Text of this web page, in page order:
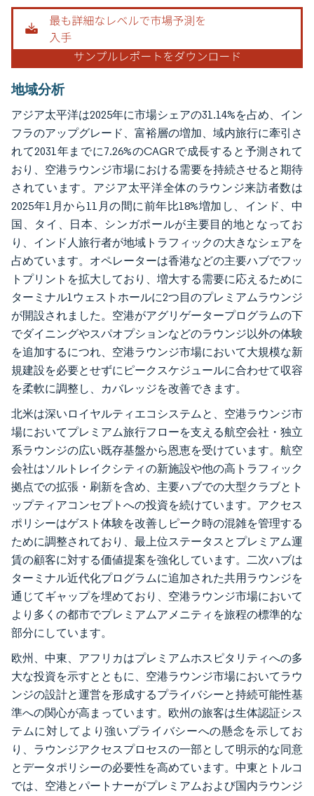
画像 © Mordor Intelligence。再利用にはCC BY 4.0の表示が必要です。
地域分析
アジア太平洋は2025年に市場シェアの31.14%を占め、イン
フラのアップグレード、富裕層の増加、域内旅行に牽引さ
れて2031年までに7.26%のCAGRで成長すると予測されて
おり、空港ラウンジ市場における需要を持続させると期待
されています。アジア太平洋全体のラウンジ来訪者数は
2025年1月から11月の間に前年比18%増加し、インド、中
国、タイ、日本、シンガポールが主要目的地となってお
り、インド人旅行者が地域トラフィックの大きなシェアを
占めています。オペレーターは香港などの主要ハブでフッ
トプリントを拡大しており、増大する需要に応えるために
ターミナル1ウェストホールに2つ目のプレミアムラウンジ
が開設されました。空港がアグリゲータープログラムの下
でダイニングやスパオプションなどのラウンジ以外の体験
を追加するにつれ、空港ラウンジ市場において大規模な新
規建設を必要とせずにピークスケジュールに合わせて収容
を柔軟に調整し、カバレッジを改善できます。
北米は深いロイヤルティエコシステムと、空港ラウンジ市
場においてプレミアム旅行フローを支える航空会社・独立
系ラウンジの広い既存基盤から恩恵を受けています。航空
会社はソルトレイクシティの新施設や他の高トラフィック
拠点での拡張・刷新を含め、主要ハブでの大型クラブとト
ップティアコンセプトへの投資を続けています。アクセス
ポリシーはゲスト体験を改善しピーク時の混雑を管理する
ために調整されており、最上位ステータスとプレミアム運
賃の顧客に対する価値提案を強化しています。二次ハブは
ターミナル近代化プログラムに追加された共用ラウンジを
通じてギャップを埋めており、空港ラウンジ市場において
より多くの都市でプレミアムアメニティを旅程の標準的な
部分にしています。
欧州、中東、アフリカはプレミアムホスピタリティへの多
大な投資を示すとともに、空港ラウンジ市場においてラウ
ンジの設計と運営を形成するプライバシーと持続可能性基
準への関心が高まっています。欧州の旅客は生体認証シス
テムに対してより強いプライバシーへの懸念を示してお
り、ラウンジアクセスプロセスの一部として明示的な同意
とデータポリシーの必要性を高めています。中東とトルコ
では、空港とパートナーがプレミアムおよび国内ラウンジ